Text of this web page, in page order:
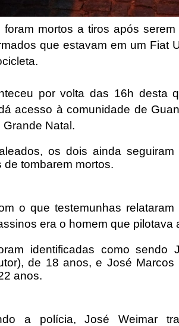
foram mortos a tiros após
que estavam em um Fiat
por volta das 16h desta
acesso à comunidade de
Natal.
os dois ainda
de tombarem mortos.
o que testemunhas
era o homem que pilotava
identificadas como sendo
de 18 anos, e José Marcos
anos.
a polícia, José Weimar